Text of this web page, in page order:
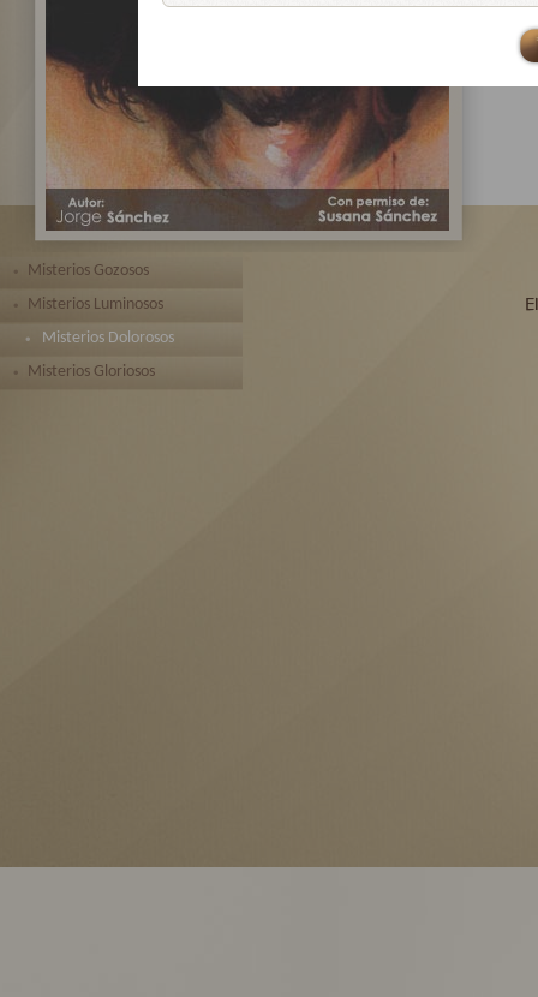
Misterios Gozosos
Misterios Luminosos
Misterios Dolorosos
Misterios Gloriosos